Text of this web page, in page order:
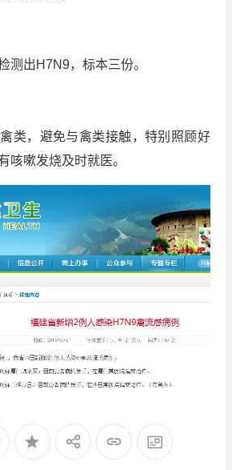
测出H7N9，标本三份。
类，避免与禽类接触，特别照顾好
咳嗽发烧及时就医。